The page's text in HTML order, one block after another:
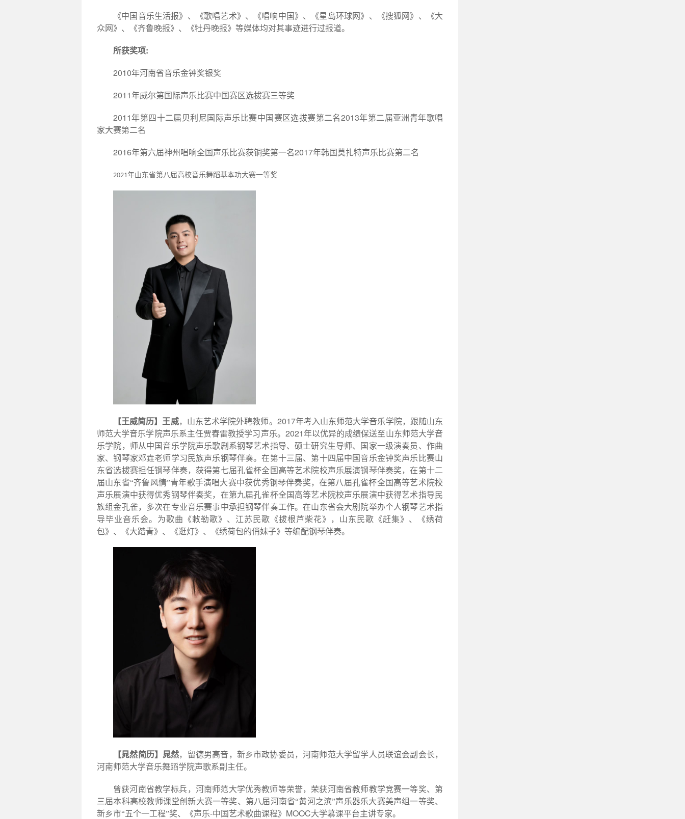
《中国音乐生活报》、《歌唱艺术》、《唱响中国》、《星岛环球网》、《搜狐网》、《大
众网》、《齐鲁晚报》、《牡丹晚报》等媒体均对其事迹进行过报道。
所获奖项:
2010年河南省音乐金钟奖银奖
2011年威尔第国际声乐比赛中国赛区选拔赛三等奖
2011年第四十二届贝利尼国际声乐比赛中国赛区选拔赛第二名2013年第二届亚洲青年歌唱
家大赛第二名
2016年第六届神州唱响全国声乐比赛获铜奖第一名2017年韩国莫扎特声乐比赛第二名
2021年山东省第八届高校音乐舞蹈基本功大赛一等奖
【王威简历】 王威，山东艺术学院外聘教师。 2017年考入山东师范大学音乐学院，跟随山东
师范大学音乐学院声乐系主任贾春雷教授学习声乐。 2021年以优异的成绩保送至山东师范大学音
乐学院，师从中国音乐学院声乐歌剧系钢琴艺术指导、硕士研究生导师、国家一级演奏员、作曲
家、钢琴家邓垚老师学习民族声乐钢琴伴奏。在第十三届、第十四届中国音乐金钟奖声乐比赛山
东省选拔赛担任钢琴伴奏，获得第七届孔雀杯全国高等艺术院校声乐展演钢琴伴奏奖，在第十二
届山东省“齐鲁风情”青年歌手演唱大赛中获优秀钢琴伴奏奖，在第八届孔雀杯全国高等艺术院校
声乐展演中获得优秀钢琴伴奏奖，在第九届孔雀杯全国高等艺术院校声乐展演中获得艺术指导民
族组金孔雀，多次在专业音乐赛事中承担钢琴伴奏工作。在山东省会大剧院举办个人钢琴艺术指
导毕业音乐会。为歌曲《敕勒歌》、江苏民歌《拔根芦柴花》，山东民歌《赶集》、《绣荷
包》、《大踏青》、《逛灯》、《绣荷包的俏妹子》等编配钢琴伴奏。
【晁然简历】 晁然，留德男高音，新乡市政协委员，河南师范大学留学人员联谊会副会长，
河南师范大学音乐舞蹈学院声歌系副主任。
曾获河南省教学标兵，河南师范大学优秀教师等荣誉，荣获河南省教师教学竞赛一等奖、第
三届本科高校教师课堂创新大赛一等奖、第八届河南省“黄河之滨”声乐器乐大赛美声组一等奖、
新乡市“五个一工程”奖、《声乐-中国艺术歌曲课程》 MOOC大学慕课平台主讲专家。